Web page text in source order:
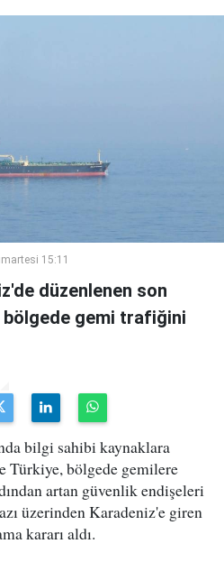
15:11
düzenlenen son
bölgede gemi trafiğini
bilgi sahibi kaynaklara
Türkiye, bölgede gemilere
artan güvenlik endişeleri
üzerinden Karadeniz'e giren
kararı aldı.